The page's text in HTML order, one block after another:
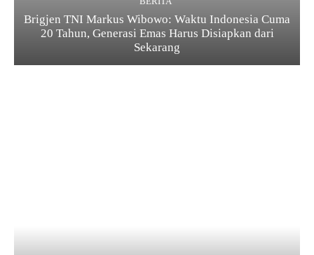
Brigjen TNI Markus Wibowo: Waktu Indonesia Cuma
20 Tahun, Generasi Emas Harus Disiapkan dari
Sekarang